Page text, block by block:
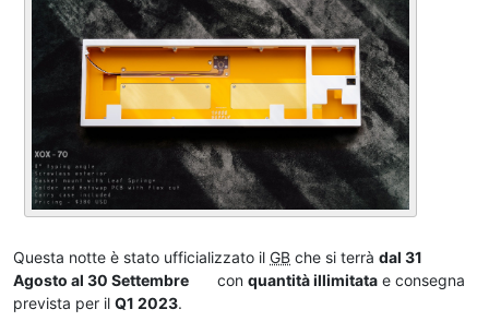
Questa notte è stato ufficializzato il GB che si terrà dal 31
Agosto al 30 Settembre
con quantità illimitatae consegna
prevista per il Q1 2023.